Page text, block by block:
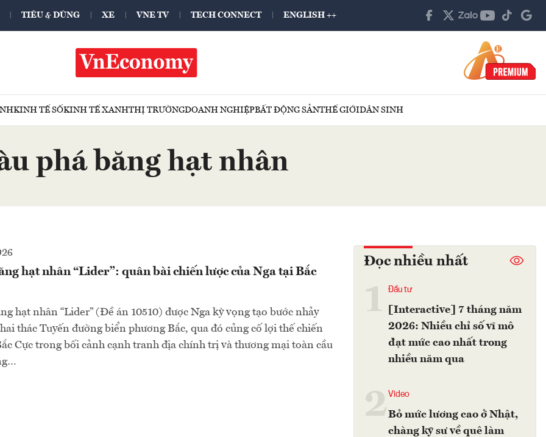
TIÊU & DÙNG XE VNE TV TECH CONNECT ENGLISH ++
KINH TẾ SỐKINH TẾ XANHTHỊ TRƯỜNGDOANH NGHIỆPBẤT ĐỘNG SẢNTHẾ GIỚIDÂN SINH
phá băng hạt nhân
hạt nhân “Lider”: quân bài chiến lược của Nga tại Bắc
hạt nhân “Lider” (Đề án 10510) được Nga kỳ vọng tạo bước nhảy
thác Tuyến đường biển phương Bắc, qua đó củng cố lợi thế chiến
Cực trong bối cảnh cạnh tranh địa chính trị và thương mại toàn cầu
Đọc nhiều nhất
Đầu tư
[Interactive] 7 tháng năm
2026: Nhiều chỉ số vĩ mô
đạt mức cao nhất trong
nhiều năm qua
2Video
Bỏ mức lương cao ở Nhật,
chàng kỹ sư về quê làm